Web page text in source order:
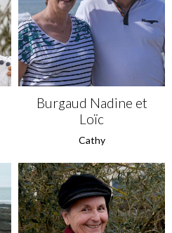
Burgaud Nadine et
Loïc
Cathy